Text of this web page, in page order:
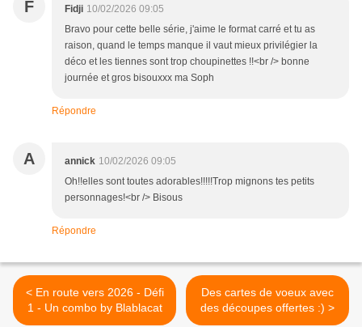
F Fidji 10/02/2026 09:05
Bravo pour cette belle série, j'aime le format carré et tu as
raison, quand le temps manque il vaut mieux privilégier la
déco et les tiennes sont trop choupinettes !!<br /> bonne
journée et gros bisouxxx ma Soph
Répondre
A annick 10/02/2026 09:05
Oh!!elles sont toutes adorables!!!!!Trop mignons tes petits
personnages!<br /> Bisous
Répondre
< En route vers 2026 - Défi
1 - Un combo by Blablacat
Des cartes de voeux avec
des découpes offertes :) >